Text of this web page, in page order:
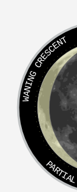
WANING CRESCENT